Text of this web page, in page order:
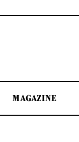
MAGAZINE